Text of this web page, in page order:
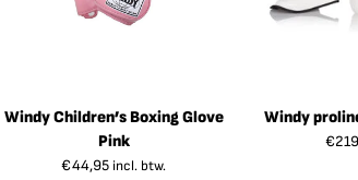
Windy Children’s Boxing Glove
Pink
€44,95 incl. btw.
Windy
€